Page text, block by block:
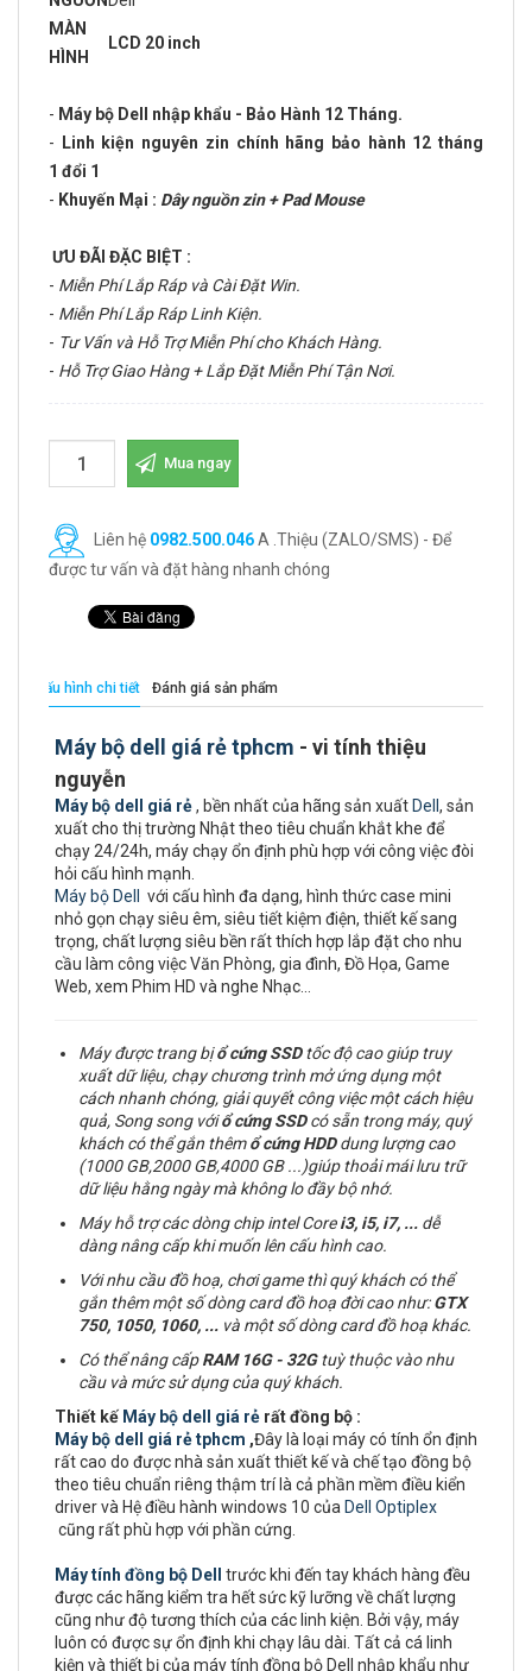
MÀN
HÌNH
LCD 20 inch
- Máy bộ Dell nhập khẩu - Bảo Hành 12 Tháng.
-
Linh kiện nguyên zin chính hãng bảo hành 12 tháng
1 đổi 1
- Khuyến Mại : Dây nguồn zin + Pad Mouse
ƯU ĐÃI ĐẶC BIỆT :
- Miễn Phí Lắp Ráp và Cài Đặt Win.
- Miễn Phí Lắp Ráp Linh Kiện.
- Tư Vấn và Hỗ Trợ Miễn Phí cho Khách Hàng.
- Hỗ Trợ Giao Hàng + Lắp Đặt Miễn Phí Tận Nơi.
Mua ngay
Liên hệ 0982.500.046A .Thiệu (ZALO/SMS) - Để
được tư vấn và đặt hàng nhanh chóng
Cấu hình chi tiết Đánh giá sản phẩm
Máy bộ dell giá rẻ tphcm - vi tính thiệu
nguyễn
Máy bộ dell giá rẻ, bền nhất của hãng sản xuất Dell , sản
xuất cho thị trường Nhật theo tiêu chuẩn khắt khe để
chạy 24/24h, máy chạy ổn định phù hợp với công việc đòi
hỏi cấu hình mạnh.
Máy bộ Dell
với cấu hình đa dạng, hình thức case mini
nhỏ gọn chạy siêu êm, siêu tiết kiệm điện, thiết kế sang
trọng, chất lượng siêu bền rất thích hợp lắp đặt cho nhu
cầu làm công việc Văn Phòng, gia đình, Đồ Họa, Game
Web, xem Phim HD và nghe Nhạc…
Máy được trang bịổ cứng SSDtốc độ cao giúp truy
xuất dữ liệu, chạy chương trình mở ứng dụng một
cách nhanh chóng, giải quyết công việc một cách hiệu
quả, Song song vớiổ cứng SSDcó sẵn trong máy, quý
khách có thể gắn thêmổ cứng HDDdung lượng cao
(1000 GB,2000 GB,4000 GB ...)giúp thoải mái lưu trữ
dữ liệu hằng ngày mà không lo đầy bộ nhớ.
Máy hỗ trợ các dòng chip intel Corei3, i5, i7, ... dễ
dàng nâng cấp khi muốn lên cấu hình cao.
Với nhu cầu đồ hoạ, chơi game thì quý khách có thể
gắn thêm một số dòng card đồ hoạ đời cao như:GTX
750, 1050, 1060, ... và một số dòng card đồ hoạ khác.
Có thể nâng cấpRAM 16G - 32Gtuỳ thuộc vào nhu
cầu và mức sử dụng của quý khách.
Thiết kế Máy bộ dell giá rẻ rất đồng bộ :
Máy bộ dell giá rẻ tphcm ,Đây là loại máy có tính ổn định
rất cao do được nhà sản xuất thiết kế và chế tạo đồng bộ
theo tiêu chuẩn riêng thậm trí là cả phần mềm điều kiển
driver và Hệ điều hành windows 10 của Dell Optiplex
cũng rất phù hợp với phần cứng.
Máy tính đồng bộ Dell
trước khi đến tay khách hàng đều
được các hãng kiểm tra hết sức kỹ lưỡng về chất lượng
cũng như độ tương thích của các linh kiện. Bởi vậy, máy
luôn có được sự ổn định khi chạy lâu dài. Tất cả cá linh
kiện và thiết bị của máy tính đồng bộ Dell nhập khẩu như